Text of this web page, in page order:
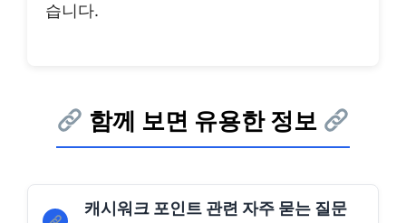
습니다.
함께 보면 유용한 정보
캐시워크 포인트 관련 자주 묻는 질문